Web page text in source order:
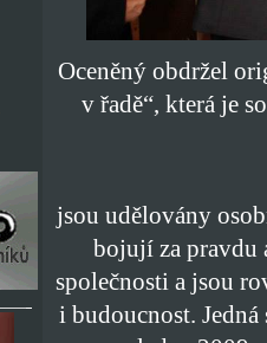
Oceněný obdržel
v řadě“, která je
jsou udělovány
bojují za pravdu
společnosti a jsou
i budoucnost.